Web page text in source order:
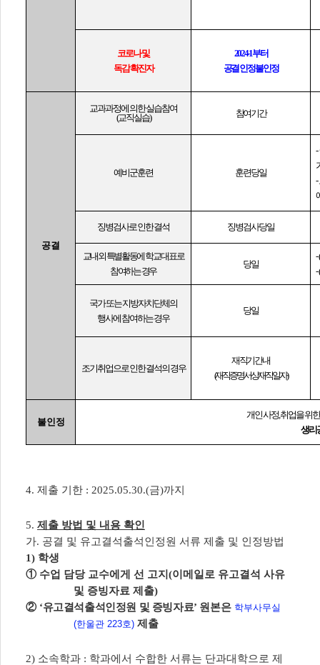
코로나 및
독감 확진자
2024-1부터
공결 인정 불인정
공결
교과과정에 의한 실습참여
(교직실습) 참여기간
예비군훈련 훈련 당일
-
-
징병검사로 인한 결석 징병검사 당일
교내외 특별활동에 학교 대표로
참여하는 경우
당일
- (
-(
국가 또는 지방자치단체의
행사에 참여하는 경우
당일
조기취업으로 인한 결석의 경우
재직기간 내
(재직증명서 상 재직일자)
불인정
개인 사정,취업을 위
생리
4. 제출 기한 : 2025.05.30.(금)까지
5. 제출 방법 및 내용 확인
가. 공결 및 유고결석출석인정원 서류 제출 및 인정방법
1) 학생
① 수업 담당 교수에게 선 고지 (이메일로 유고결석 사유
및 증빙자료 제출)
② ‘유고결석출석인정원 및 증빙자료’ 원본은 학부사무실
(한울관 223호)제출
2) 소속학과 : 학과에서 수합한 서류는 단과대학으로 제